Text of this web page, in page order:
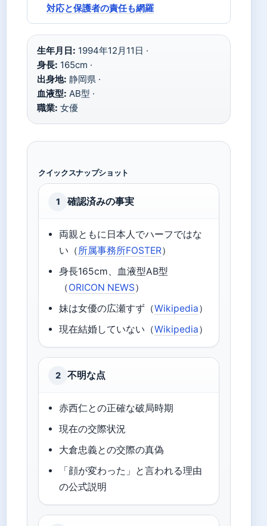
対応と保護者の責任も網羅
生年月日: 1994年12月11日 ·
身長: 165cm ·
出身地: 静岡県 ·
血液型: AB型 ·
職業: 女優
クイックスナップショット
1 確認済みの事実
両親ともに日本人でハーフではな
い（ 所属事務所FOSTER）
身長165cm、血液型AB型
（ORICON NEWS）
妹は女優の広瀬すず（Wikipedia）
現在結婚していない（Wikipedia）
2 不明な点
赤西仁との正確な破局時期
現在の交際状況
大倉忠義との交際の真偽
「顔が変わった」と言われる理由
の公式説明